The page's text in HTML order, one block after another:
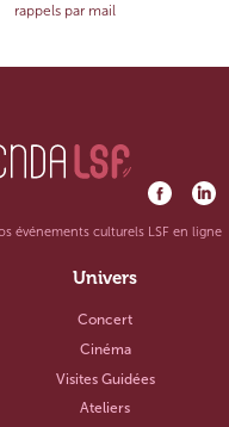
rappels par mail
événements culturels LSF en ligne
Univers
Concert
Cinéma
Visites Guidées
Ateliers